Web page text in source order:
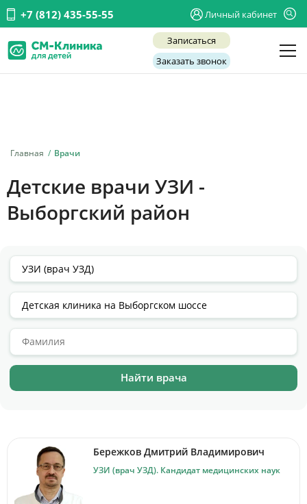
+7 (812) 435-55-55 Личный кабинет
Записаться
Заказать звонок
Главная Врачи
Детские врачи УЗИ -
Выборгский район
Бережков Дмитрий Владимирович
УЗИ (врач УЗД). Кандидат медицинских наук
Услуги
Заболевания
Акции
Отзывы
Цены
Контакты
+7 (812) 435-55-55